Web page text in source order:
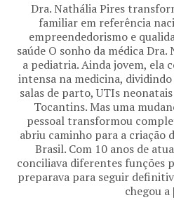
Dra. Nathália Pires
familiar em referência
empreendedorismo e
saúde O sonho da médica
a pediatria. Ainda jovem, ela
intensa na medicina,
salas de parto, UTIs
Tocantins. Mas uma
pessoal transformou
abriu caminho para a criação
Brasil. Com 10 anos de
conciliava diferentes funções
preparava para seguir
chegou